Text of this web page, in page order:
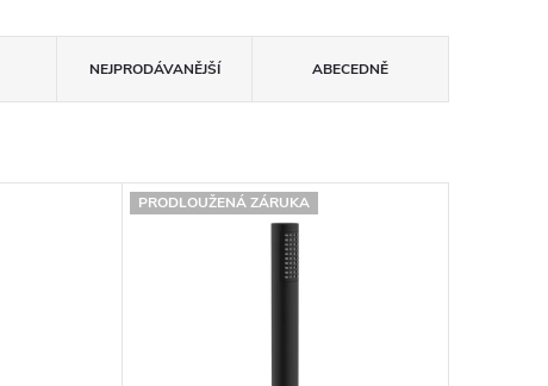
NEJPRODÁVANĚJŠÍ ABECEDNĚ
PRODLOUŽENÁ ZÁRUKA